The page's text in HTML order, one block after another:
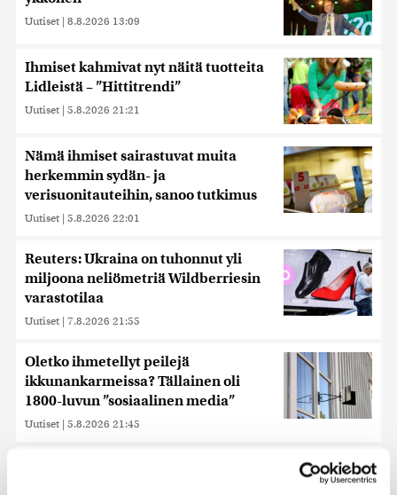
Uutiset | 8.8.2026 13:09
Ihmiset kahmivat nyt näitä tuotteita
Lidleistä – ”Hittitrendi”
Uutiset | 5.8.2026 21:21
Nämä ihmiset sairastuvat muita
herkemmin sydän- ja
verisuonitauteihin, sanoo tutkimus
Uutiset | 5.8.2026 22:01
Reuters: Ukraina on tuhonnut yli
miljoona neliömetriä Wildberriesin
varastotilaa
Uutiset | 7.8.2026 21:55
Oletko ihmetellyt peilejä
ikkunankarmeissa? Tällainen oli
1800-luvun ”sosiaalinen media”
Uutiset | 5.8.2026 21:45